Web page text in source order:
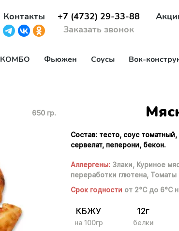
Контакты
+7 (4732) 29-33-88
Заказать звонок
КОМБО Фьюжен Соусы Вок-
650 гр.
Состав: тесто, соус
сервелат, пеперони, бекон.
Аллергены: Злаки, Куриное
переработки глютена, Томаты
Срок годности от 2°С до 6°С
КБЖУ
на 100гр
12г
белки